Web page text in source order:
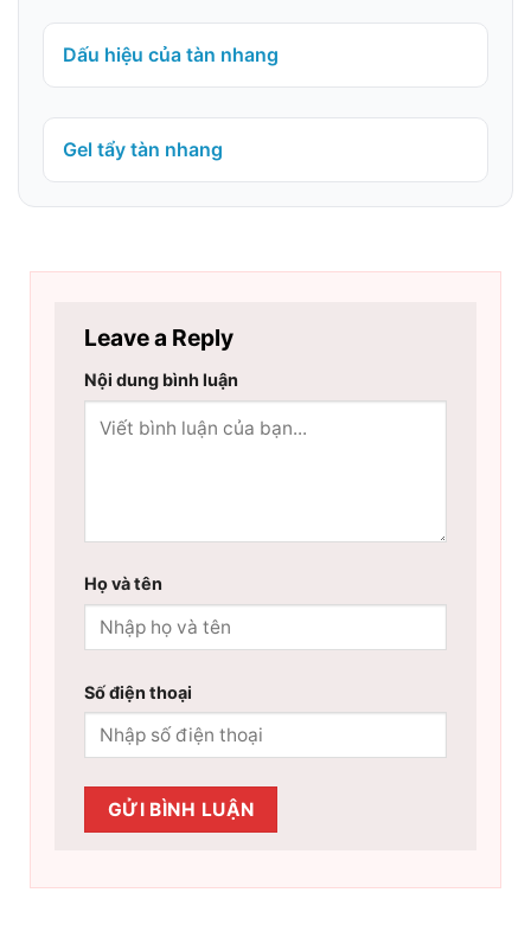
Dấu hiệu của tàn nhang
Gel tẩy tàn nhang
Leave a Reply
Nội dung bình luận
Họ và tên
Số điện thoại